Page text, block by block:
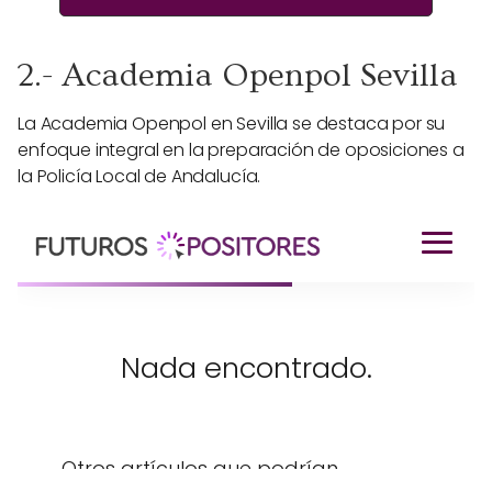
2.- Academia Openpol Sevilla
La Academia Openpol en Sevilla se destaca por su
enfoque integral en la preparación de oposiciones a
la Policía Local de Andalucía.